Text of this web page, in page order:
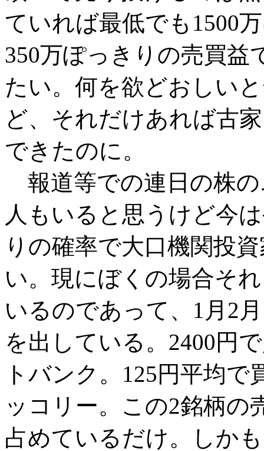
ていれば最低でも1500
350万ぽっきりの売買益
たい。何を欲どおしい
ど、それだけあれば古
できたのに。
報道等での連日の株
人もいると思うけど今
りの確率で大口機関投
い。現にぼくの場合そ
いるのであって、1月2
を出している。2400円
トバンク。125円平均
ッコリー。この2銘柄の
占めているだけ。しか